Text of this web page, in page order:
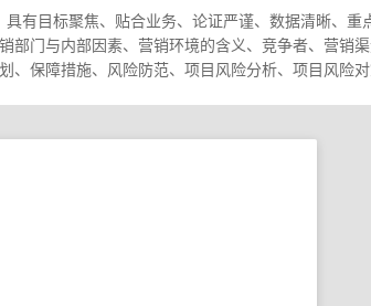
有目标聚焦、贴合业务、论证严谨、数据清晰、重
部门与内部因素、营销环境的含义、竞争者、营销
、保障措施、风险防范、项目风险分析、项目风险